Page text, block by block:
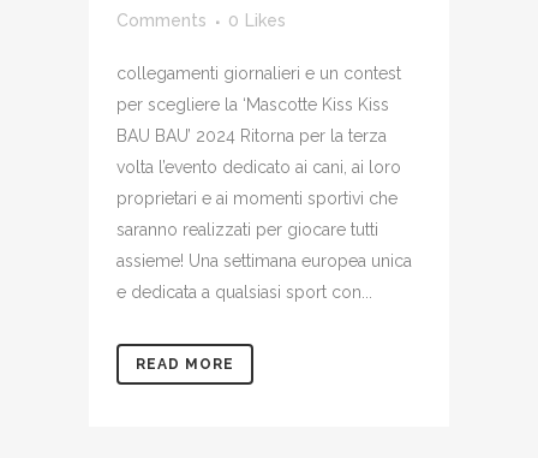
Comments
0 Likes
collegamenti giornalieri e un contest
per scegliere la ‘Mascotte Kiss Kiss
BAU BAU’ 2024 Ritorna per la terza
volta l’evento dedicato ai cani, ai loro
proprietari e ai momenti sportivi che
saranno realizzati per giocare tutti
assieme! Una settimana europea unica
e dedicata a qualsiasi sport con...
READ MORE